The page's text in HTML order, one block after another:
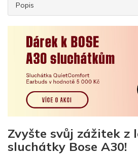
Popis
Zvyšte svůj zážitek z
sluchátky Bose A30!